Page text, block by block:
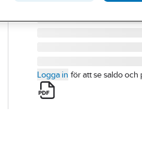
Logga in för att se saldo och